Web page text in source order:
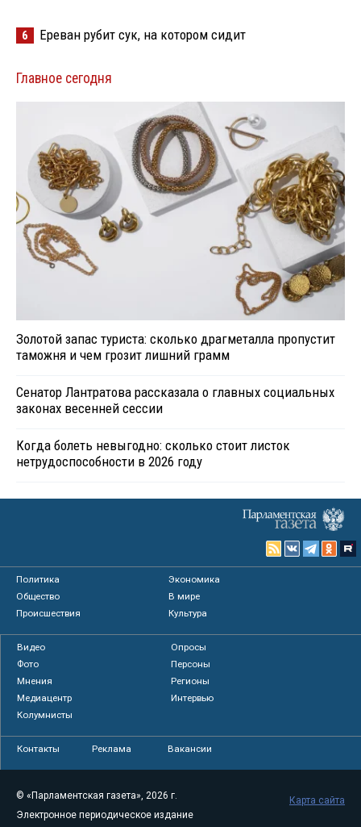
6 Ереван рубит сук, на котором сидит
Главное сегодня
Золотой запас туриста: сколько драгметалла пропустит
таможня и чем грозит лишний грамм
Сенатор Лантратова рассказала о главных социальных
законах весенней сессии
Когда болеть невыгодно: сколько стоит листок
нетрудоспособности в 2026 году
Политика
Экономика
Общество
В мире
Происшествия
Культура
Видео
Опросы
Фото
Персоны
Мнения
Регионы
Медиацентр
Интервью
Колумнисты
Контакты Реклама Вакансии
© «Парламентская газета», 2026 г.
Электронное периодическое издание
Карта сайта